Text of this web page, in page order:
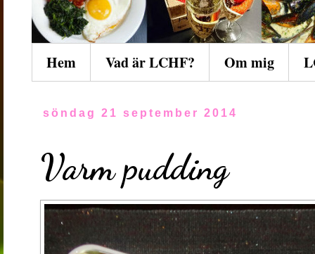
Hem Vad är LCHF? Om mig
söndag 21 september 2014
Varm pudding